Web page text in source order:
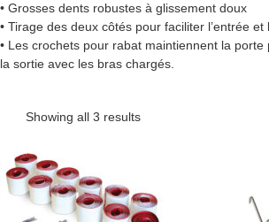
• Grosses dents robustes à glissement doux
• Tirage des deux côtés pour faciliter l’entrée et
• Les crochets pour rabat maintiennent la porte
la sortie avec les bras chargés.
Showing all 3 results